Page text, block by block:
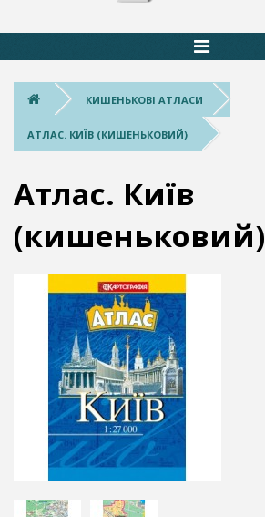
КИШЕНЬКОВІ АТЛАСИ
АТЛАС. КИЇВ (КИШЕНЬКОВИЙ)
Атлас. Київ
(кишеньковий)